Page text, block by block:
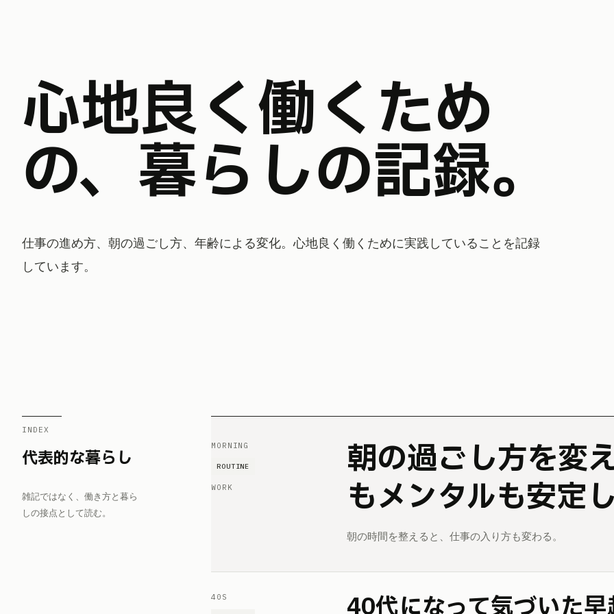
心地良く働くため
の、暮らしの記録。
仕事の進め方、朝の過ごし方、年齢による変化。心地良く働くために実践していることを記録
しています。
INDEX
代表的な暮らし
雑記ではなく、働き方と暮ら
しの接点として読む。
MORNING
ROUTINE
WORK
朝の過ごし方を変えたら、仕事
もメンタルも安定
朝の時間を整えると、仕事の入り方も変わる。
40S